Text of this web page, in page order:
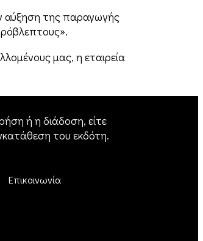
αύξηση της παραγωγής
μας, η εταιρεία
ή η διάδοση, είτε
του εκδότη.
Επικοινωνία